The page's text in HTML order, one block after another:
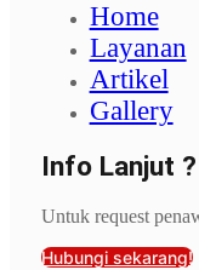
Home
Layanan
Artikel
Gallery
Info Lanjut ?
Untuk request
Hubungi sekarang!